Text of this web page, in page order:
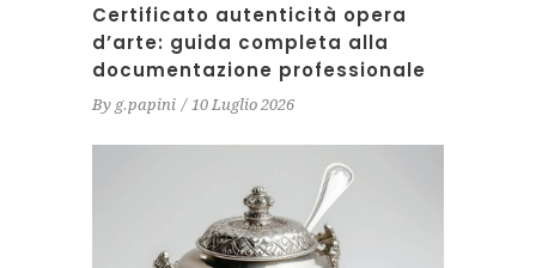
Certificato autenticità opera
d’arte: guida completa alla
documentazione professionale
By g.papini 10 Luglio 2026